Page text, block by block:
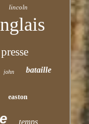
lincoln
presse
john bataille
easton
temps